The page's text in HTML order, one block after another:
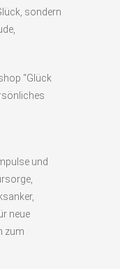
sondern
“Glück
und
neue
zum